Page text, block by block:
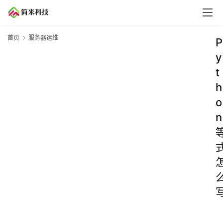
首页 服务器运维
P
y
t
h
o
n